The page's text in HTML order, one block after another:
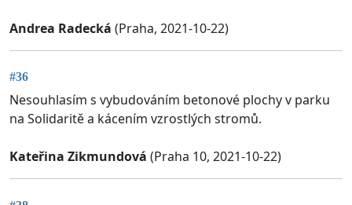
Andrea Radecká (Praha, 2021-10-22)
#36
Nesouhlasím s vybudováním betonové plochy v parku
na Solidaritě a kácením vzrostlých stromů.
Kateřina Zikmundová (Praha 10, 2021-10-22)